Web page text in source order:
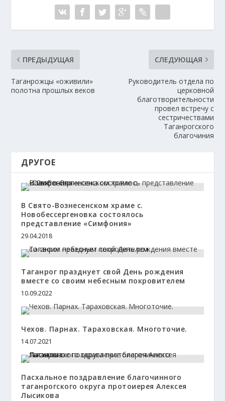
ПРЕДЫДУЩАЯ
Таганрожцы «оживили»
полотна прошлых веков
СЛЕДУЮЩАЯ
Руководитель отдела по
церковной
благотворительности
провел встречу с
сестричествами
Таганрогского
благочиния
ДРУГОЕ
В Свято-Вознесенском храме с.
Новобессергеновка состоялось
представление «Симфония»
29.04.2018
Таганрог празднует свой День рождения
вместе со своим небесным покровителем
10.09.2022
Чехов. Парнах. Тараховская. Многоточие.
14.07.2021
Пасхальное поздравление благочинного
таганрогского округа протоиерея Алексея
Лысикова